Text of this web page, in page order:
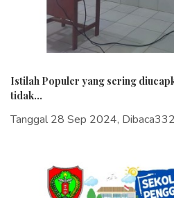
Istilah Populer yang sering
tidak...
Tanggal 28 Sep 2024,